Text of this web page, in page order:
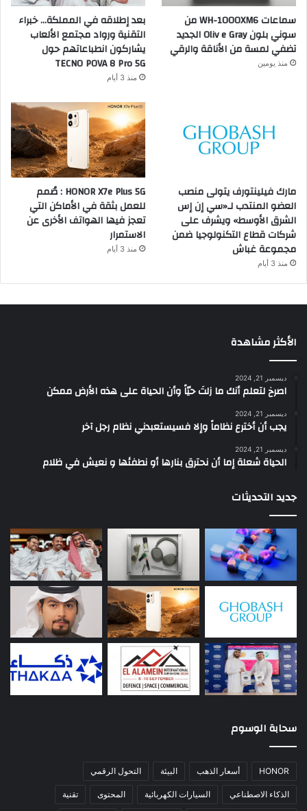
سماعات WH-1000XM6 من
سوني بلون Oliv e Gray الجديد
تضفي لمسة من الأناقة والرقي
منذ يومين
بعد إطلاقه في المملكة… خبراء
التقنية ورواد مجتمع الألعاب
يشاركون انطباعاتهم حول
TECNO POVA 8 Pro 5G
منذ 3 أيام
مارك فيلينتورف يتولى منصب
العضو المنتدب لـ«سي إن إس
الشرق الأوسط» ويشرف على
شركات قطاع التكنولوجيا ضمن
مجموعة غباش
منذ 3 أيام
HONOR X7e Plus 5G : صُمم
للعمل بثقة في الأماكن التي
تعجز فيها الهواتف الأخرى عن
الاستمرار
منذ 3 أيام
الأكثر مشاهدة
ديسمبر 21, 2024
‫اصرخ لتعلم أنك ما زلتَ حيّاً وأن الحياة على هذه الأرض ممكن
ديسمبر 21, 2024
يجب أن أخترع نظاماً وإلا فسيستعبدني نظام رجل آخر
ديسمبر 21, 2024
الحياة شعلة إما أن نحترق بنارها أو نطفئها و نعيش في ظلام
جديد التحديثات
سحابة الوسوم
HONOR أسعار الذهب البيئة التحول الرقمي
الذكاء الاصطناعي السيارات الكهربائية المحتوى تقنية